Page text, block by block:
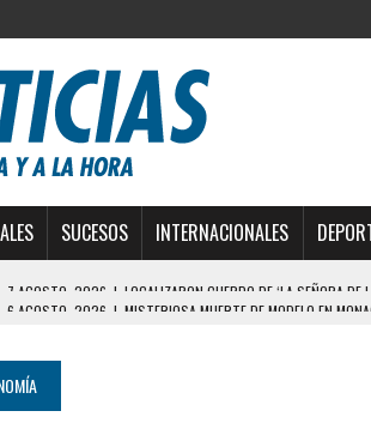
SUCESOS INTERNACIONALES
6 AGOSTO, 2026 | MISTERIOSA MUERTE DE MODELO EN
CONMOCIÓN EN COLORADO POR ASESINATO DE UNA
BROTE PSICÓTICO POR FALTA DE TRATAMIENTO